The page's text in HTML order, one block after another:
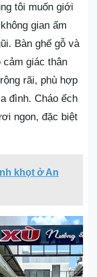
tôi muốn giới
gian ấm
Bàn ghế gỗ và
giác thân
rãi, phù hợp
đình. Cháo ếch
ngon, đặc biệt
khọt ở An